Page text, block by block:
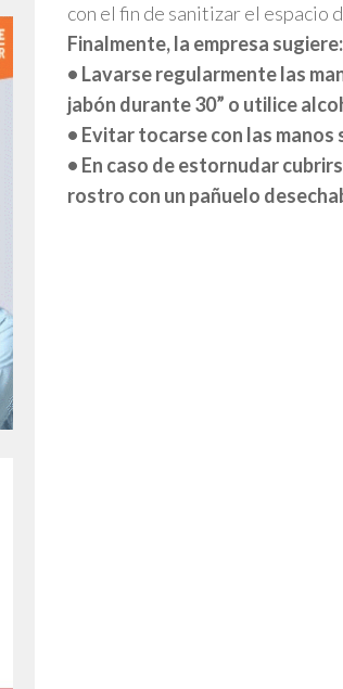
con el fin de sanitizar el espacio
Finalmente, la empresa sugiere:
• Lavarse regularmente las
jabón durante 30” o utilice
• Evitar tocarse con las manos
• En caso de estornudar
rostro con un pañuelo